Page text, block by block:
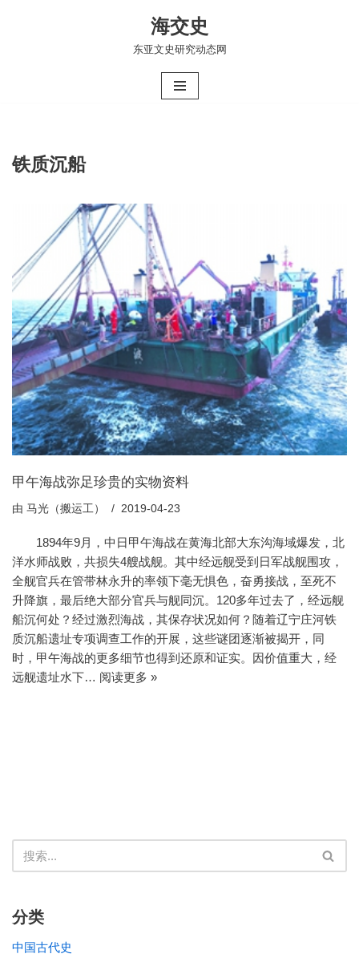
海交史
东亚文史研究动态网
铁质沉船
甲午海战弥足珍贵的实物资料
由 马光（搬运工） 2019-04-23
1894年9月，中日甲午海战在黄海北部大东沟海域爆发，北
洋水师战败，共损失4艘战舰。其中经远舰受到日军战舰围攻，
全舰官兵在管带林永升的率领下毫无惧色，奋勇接战，至死不
升降旗，最后绝大部分官兵与舰同沉。120多年过去了，经远舰
船沉何处？经过激烈海战，其保存状况如何？随着辽宁庄河铁
质沉船遗址专项调查工作的开展，这些谜团逐渐被揭开，同
时，甲午海战的更多细节也得到还原和证实。因价值重大，经
远舰遗址水下… 阅读更多 »
分类
中国古代史